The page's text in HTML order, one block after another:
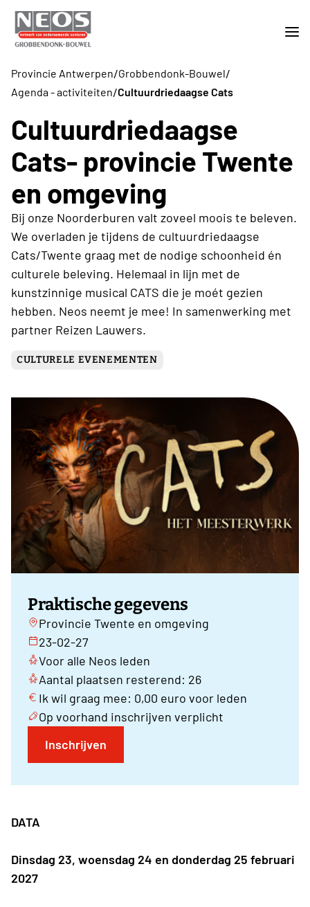
Provincie Antwerpen/Grobbendonk-Bouwel/
Agenda - activiteiten/Cultuurdriedaagse Cats
Cultuurdriedaagse
Cats- provincie Twente
en omgeving
Bij onze Noorderburen valt zoveel moois te beleven.
We overladen je tijdens de cultuurdriedaagse
Cats/Twente graag met de nodige schoonheid én
culturele beleving. Helemaal in lijn met de
kunstzinnige musical CATS die je moét gezien
hebben. Neos neemt je mee! In samenwerking met
partner Reizen Lauwers.
CULTURELE EVENEMENTEN
Praktische gegevens
Provincie Twente en omgeving
23-02-27
Voor alle Neos leden
Aantal plaatsen resterend: 26
Ik wil graag mee: 0,00 euro voor leden
Op voorhand inschrijven verplicht
Inschrijven
DATA
Dinsdag 23, woensdag 24 en donderdag 25 februari
2027